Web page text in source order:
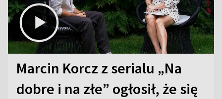
Marcin Korcz z serialu „Na
dobre i na złe” ogłosił, że się